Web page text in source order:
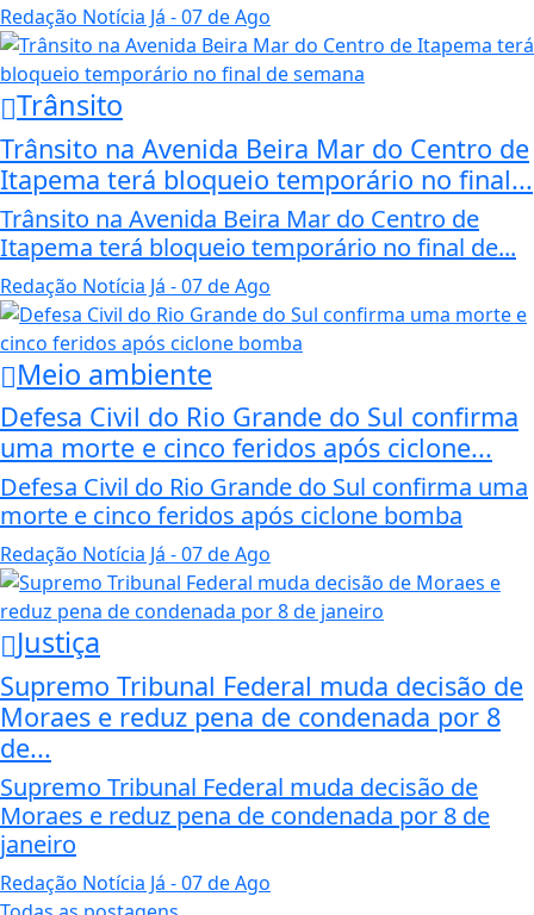
Redação Notícia Já - 07 de Ago
Trânsito
Trânsito na Avenida Beira Mar do Centro de
Itapema terá bloqueio temporário no final...
Trânsito na Avenida Beira Mar do Centro de
Itapema terá bloqueio temporário no final de...
Redação Notícia Já - 07 de Ago
Meio ambiente
Defesa Civil do Rio Grande do Sul confirma
uma morte e cinco feridos após ciclone...
Defesa Civil do Rio Grande do Sul confirma uma
morte e cinco feridos após ciclone bomba
Redação Notícia Já - 07 de Ago
Justiça
Supremo Tribunal Federal muda decisão de
Moraes e reduz pena de condenada por 8
de...
Supremo Tribunal Federal muda decisão de
Moraes e reduz pena de condenada por 8 de
janeiro
Redação Notícia Já - 07 de Ago